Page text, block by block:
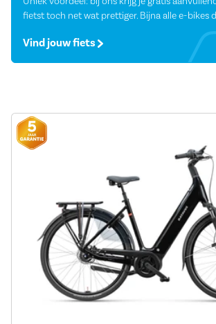
fietst toch net wat prettiger. Bijna alle e-bikes
Vind jouw fiets